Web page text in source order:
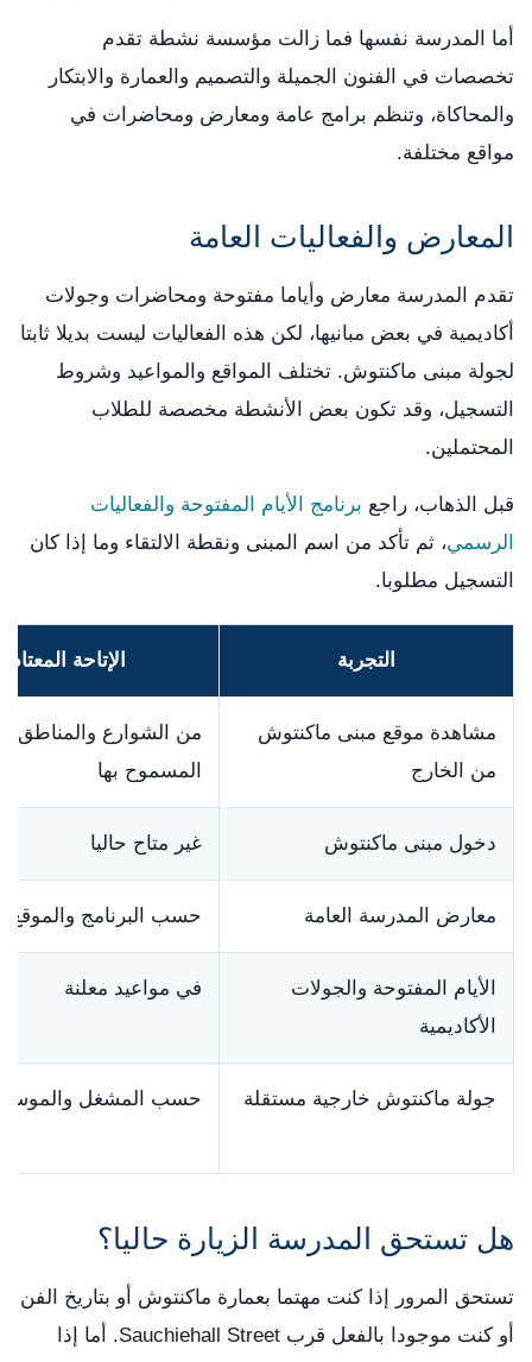
أما المدرسة نفسها فما زالت مؤسسة نشطة تقدم
تخصصات في الفنون الجميلة والتصميم والعمارة والابتكار
والمحاكاة، وتنظم برامج عامة ومعارض ومحاضرات في
مواقع مختلفة.
المعارض والفعاليات العامة
تقدم المدرسة معارض وأياما مفتوحة ومحاضرات وجولات
أكاديمية في بعض مبانيها، لكن هذه الفعاليات ليست بديلا ثابتا
لجولة مبنى ماكنتوش. تختلف المواقع والمواعيد وشروط
التسجيل، وقد تكون بعض الأنشطة مخصصة للطلاب
المحتملين.
قبل الذهاب، راجع برنامج الأيام المفتوحة والفعاليات
الرسمي، ثم تأكد من اسم المبنى ونقطة الالتقاء وما إذا كان
التسجيل مطلوبا.
التجربة الإتاحة المعتادة
مشاهدة موقع مبنى ماكنتوش
من الخارج
من الشوارع والمناطق
المسموح بها
دخول مبنى ماكنتوش غير متاح حاليا
معارض المدرسة العامة حسب البرنامج والموقع
الأيام المفتوحة والجولات
الأكاديمية
في مواعيد معلنة
جولة ماكنتوش خارجية مستقلة حسب المشغل والموسم
هل تستحق المدرسة الزيارة حاليا؟
تستحق المرور إذا كنت مهتما بعمارة ماكنتوش أو بتاريخ الفن
أو كنت موجودا بالفعل قرب Sauchiehall Street. أما إذا